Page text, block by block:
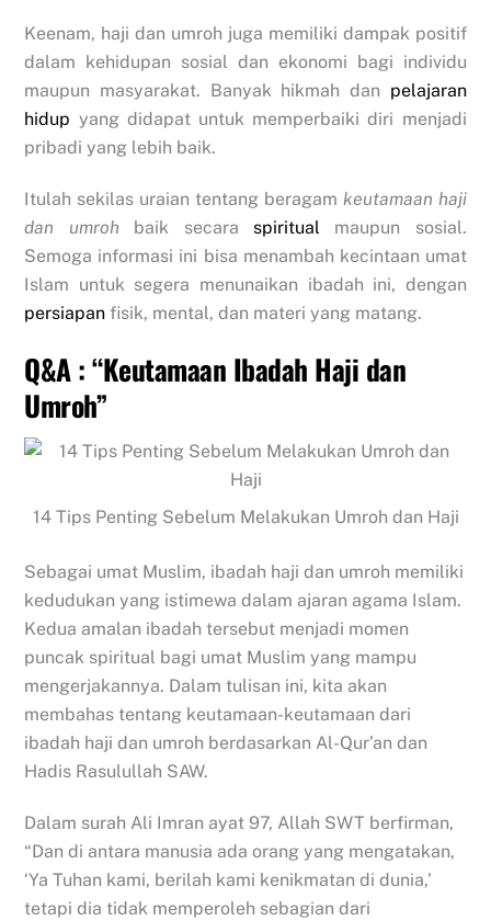
Keenam, haji dan umroh juga memiliki dampak positif
dalam kehidupan sosial dan ekonomi bagi individu
maupun masyarakat. Banyak hikmah dan pelajaran
hidup yang didapat untuk memperbaiki diri menjadi
pribadi yang lebih baik.
Itulah sekilas uraian tentang beragam keutamaan haji
dan umroh baik secara spiritual maupun sosial.
Semoga informasi ini bisa menambah kecintaan umat
Islam untuk segera menunaikan ibadah ini, dengan
persiapan fisik, mental, dan materi yang matang.
Q&A : “Keutamaan Ibadah Haji dan
Umroh”
14 Tips Penting Sebelum Melakukan Umroh dan Haji
Sebagai umat Muslim, ibadah haji dan umroh memiliki
kedudukan yang istimewa dalam ajaran agama Islam.
Kedua amalan ibadah tersebut menjadi momen
puncak spiritual bagi umat Muslim yang mampu
mengerjakannya. Dalam tulisan ini, kita akan
membahas tentang keutamaan-keutamaan dari
ibadah haji dan umroh berdasarkan Al-Qur’an dan
Hadis Rasulullah SAW.
Dalam surah Ali Imran ayat 97, Allah SWT berfirman,
“Dan di antara manusia ada orang yang mengatakan,
‘Ya Tuhan kami, berilah kami kenikmatan di dunia,’
tetapi dia tidak memperoleh sebagian dari